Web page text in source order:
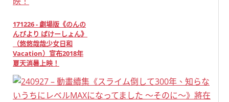
171226 - 劇場版《のんの
んびより ばけーしょん》
（悠悠哉哉少女日和
Vacation）宣布2018年
夏天消暑上映！